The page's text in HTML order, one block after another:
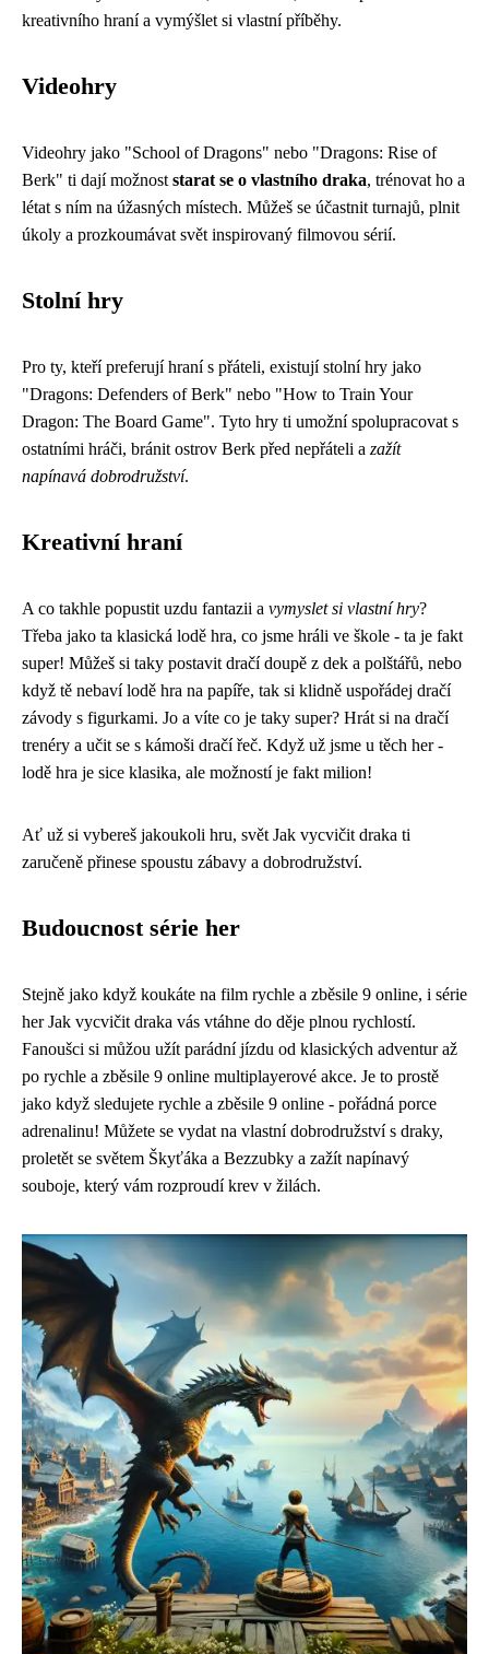
kreativního hraní a vymýšlet si vlastní příběhy.
Videohry
Videohry jako "School of Dragons" nebo "Dragons: Rise of
Berk" ti dají možnost starat se o vlastního draka, trénovat ho a
létat s ním na úžasných místech. Můžeš se účastnit turnajů, plnit
úkoly a prozkoumávat svět inspirovaný filmovou sérií.
Stolní hry
Pro ty, kteří preferují hraní s přáteli, existují stolní hry jako
"Dragons: Defenders of Berk" nebo "How to Train Your
Dragon: The Board Game". Tyto hry ti umožní spolupracovat s
ostatními hráči, bránit ostrov Berk před nepřáteli a zažít
napínavá dobrodružství.
Kreativní hraní
A co takhle popustit uzdu fantazii a vymyslet si vlastní hry?
Třeba jako ta klasická lodě hra, co jsme hráli ve škole - ta je fakt
super! Můžeš si taky postavit dračí doupě z dek a polštářů, nebo
když tě nebaví lodě hra na papíře, tak si klidně uspořádej dračí
závody s figurkami. Jo a víte co je taky super? Hrát si na dračí
trenéry a učit se s kámoši dračí řeč. Když už jsme u těch her -
lodě hra je sice klasika, ale možností je fakt milion!
Ať už si vybereš jakoukoli hru, svět Jak vycvičit draka ti
zaručeně přinese spoustu zábavy a dobrodružství.
Budoucnost série her
Stejně jako když koukáte na film rychle a zběsile 9 online, i série
her Jak vycvičit draka vás vtáhne do děje plnou rychlostí.
Fanoušci si můžou užít parádní jízdu od klasických adventur až
po rychle a zběsile 9 online multiplayerové akce. Je to prostě
jako když sledujete rychle a zběsile 9 online - pořádná porce
adrenalinu! Můžete se vydat na vlastní dobrodružství s draky,
proletět se světem Škyťáka a Bezzubky a zažít napínavý
souboje, který vám rozproudí krev v žilách.